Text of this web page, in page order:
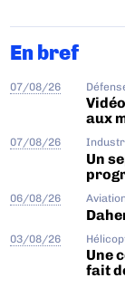
En bref
07/08/26
aux
07/08/26
Un
06/08/26
03/08/26
Une
fait